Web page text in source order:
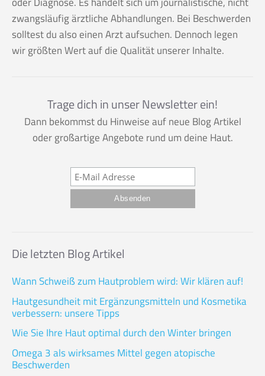
zwangsläufig ärztliche Abhandlungen. Bei Beschwerden
solltest du also einen Arzt aufsuchen. Dennoch legen
wir größten Wert auf die Qualität unserer Inhalte.
Trage dich in unser Newsletter ein!
Dann bekommst du Hinweise auf neue Blog Artikel
oder großartige Angebote rund um deine Haut.
Die letzten Blog Artikel
Wann Schweiß zum Hautproblem wird: Wir klären auf!
Hautgesundheit mit Ergänzungsmitteln und Kosmetika
verbessern: unsere Tipps
Wie Sie Ihre Haut optimal durch den Winter bringen
Omega 3 als wirksames Mittel gegen atopische
Beschwerden